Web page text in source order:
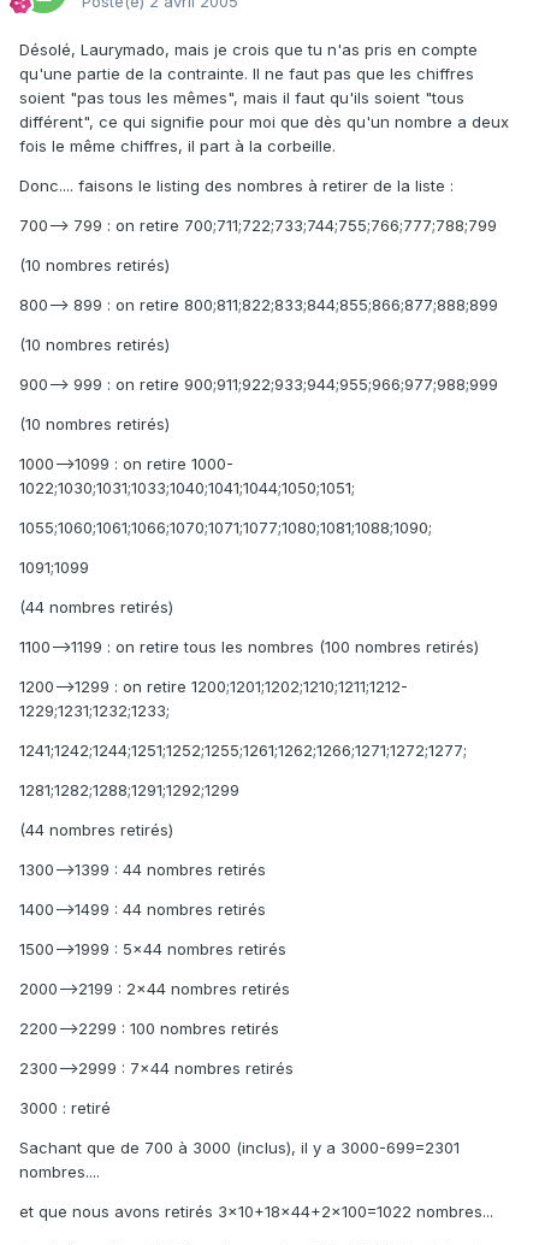
Désolé, Laurymado, mais je crois que tu n'as pris en compte
qu'une partie de la contrainte. Il ne faut pas que les chiffres
soient "pas tous les mêmes", mais il faut qu'ils soient "tous
différent", ce qui signifie pour moi que dès qu'un nombre a deux
fois le même chiffres, il part à la corbeille.
Donc.... faisons le listing des nombres à retirer de la liste :
700--> 799 : on retire 700;711;722;733;744;755;766;777;788;799
(10 nombres retirés)
800--> 899 : on retire 800;811;822;833;844;855;866;877;888;899
(10 nombres retirés)
900--> 999 : on retire 900;911;922;933;944;955;966;977;988;999
(10 nombres retirés)
1000-->1099 : on retire 1000-
1022;1030;1031;1033;1040;1041;1044;1050;1051;
1055;1060;1061;1066;1070;1071;1077;1080;1081;1088;1090;
1091;1099
(44 nombres retirés)
1100-->1199 : on retire tous les nombres (100 nombres retirés)
1200-->1299 : on retire 1200;1201;1202;1210;1211;1212-
1229;1231;1232;1233;
1241;1242;1244;1251;1252;1255;1261;1262;1266;1271;1272;1277;
1281;1282;1288;1291;1292;1299
(44 nombres retirés)
1300-->1399 : 44 nombres retirés
1400-->1499 : 44 nombres retirés
1500-->1999 : 5x44 nombres retirés
2000-->2199 : 2x44 nombres retirés
2200-->2299 : 100 nombres retirés
2300-->2999 : 7x44 nombres retirés
3000 : retiré
Sachant que de 700 à 3000 (inclus), il y a 3000-699=2301
nombres....
et que nous avons retirés 3x10+18x44+2x100=1022 nombres...